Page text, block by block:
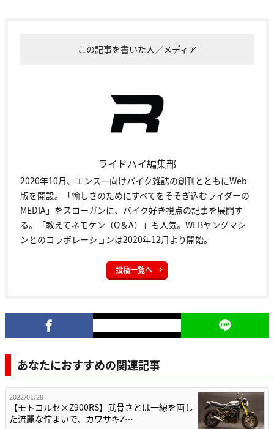
この記事を書いた人／メディア
ライドハイ編集部
2020年10月、エンスー向けバイク雑誌の創刊とともにWeb
版を開設。「愉しさのためにすべてをそそぎ込むライダーの
MEDIA」をスローガンに、バイク好き視点の記事を展開す
る。「教えてネモケン（Q＆A）」も人気。WEBヤングマシ
ンとのコラボレーションは2020年12月より開始。
投稿一覧へ
あなたにおすすめの関連記事
2022/01/28
【モトコルセ×Z900RS】武骨さとは一線を画し
た流麗な佇まいで、カワサキZ…